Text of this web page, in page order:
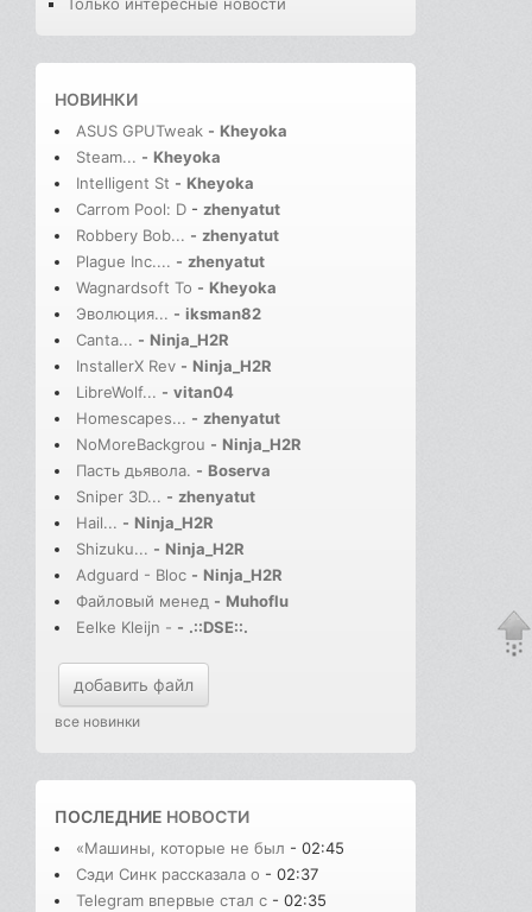
Только интересные новости
НОВИНКИ
ASUS GPUTweak - Kheyoka
Steam... - Kheyoka
Intelligent St - Kheyoka
Carrom Pool: D - zhenyatut
Robbery Bob... - zhenyatut
Plague Inc.... - zhenyatut
Wagnardsoft To - Kheyoka
Эволюция... - iksman82
Canta... - Ninja_H2R
InstallerX Rev - Ninja_H2R
LibreWolf... - vitan04
Homescapes... - zhenyatut
NoMoreBackgrou - Ninja_H2R
Пасть дьявола. - Boserva
Sniper 3D... - zhenyatut
Hail... - Ninja_H2R
Shizuku... - Ninja_H2R
Adguard - Bloc - Ninja_H2R
Файловый менед - Muhoflu
Eelke Kleijn - - .::DSE::.
добавить файл
все новинки
ПОСЛЕДНИЕ НОВОСТИ
«Машины, которые не был - 02:45
Сэди Синк рассказала о - 02:37
Telegram впервые стал с - 02:35